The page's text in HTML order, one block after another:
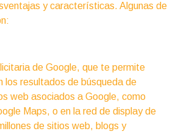
y características. Algunas de
de Google, que te permite
los resultados de búsqueda de
web asociados a Google, como
Maps, o en la red de display de
de sitios web, blogs y